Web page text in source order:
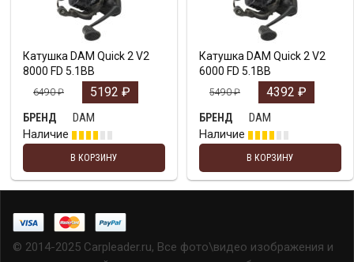
Катушка DAM Quick 2 V2
8000 FD 5.1BB
6490₽ 5192 ₽
БРЕНД
DAM
Наличие
В КОРЗИНУ
Катушка DAM Quick 2 V2
6000 FD 5.1BB
5490₽ 4392 ₽
БРЕНД
DAM
Наличие
В КОРЗИНУ
© 2014-2025 Carpleader.ru, Все фото\видео изображения и